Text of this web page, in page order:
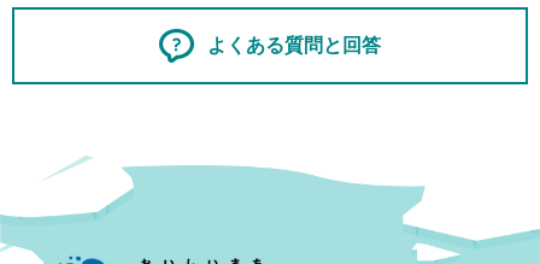
よくある質問と回答